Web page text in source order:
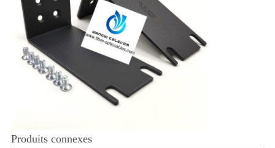
Produits connexes